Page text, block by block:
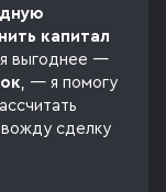
капитал
выгоднее —
, — я помогу
сделку